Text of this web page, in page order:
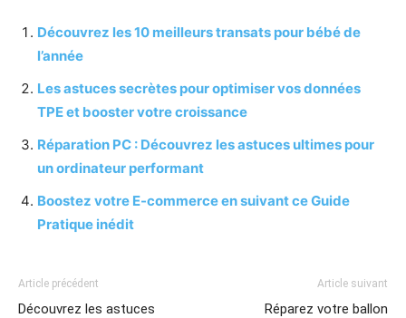
Découvrez les 10 meilleurs transats pour bébé de
l’année
Les astuces secrètes pour optimiser vos données
TPE et booster votre croissance
Réparation PC : Découvrez les astuces ultimes pour
un ordinateur performant
Boostez votre E-commerce en suivant ce Guide
Pratique inédit
Article précédent
Découvrez les astuces
Article suivant
Réparez votre ballon